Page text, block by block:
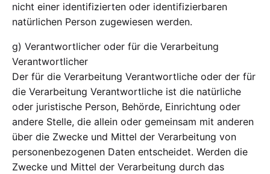
nicht einer identifizierten oder identifizierbaren
natürlichen Person zugewiesen werden.
g) Verantwortlicher oder für die Verarbeitung
Verantwortlicher
Der für die Verarbeitung Verantwortliche oder der für
die Verarbeitung Verantwortliche ist die natürliche
oder juristische Person, Behörde, Einrichtung oder
andere Stelle, die allein oder gemeinsam mit anderen
über die Zwecke und Mittel der Verarbeitung von
personenbezogenen Daten entscheidet. Werden die
Zwecke und Mittel der Verarbeitung durch das